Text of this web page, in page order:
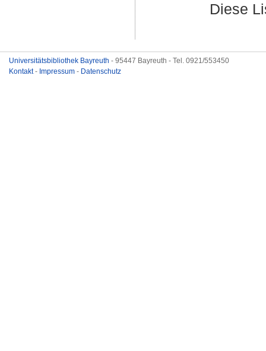
Diese
Universitätsbibliothek Bayreuth - 95447 Bayreuth - Tel. 0921/553450
Kontakt- Impressum - Datenschutz